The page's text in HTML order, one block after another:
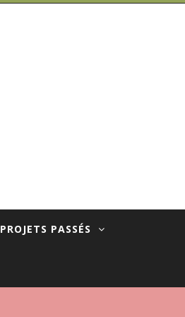
PROJETS PASSÉS